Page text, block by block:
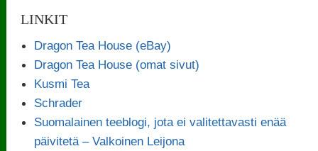
LINKIT
Dragon Tea House (eBay)
Dragon Tea House (omat sivut)
Kusmi Tea
Schrader
Suomalainen teeblogi, jota ei valitettavasti enää
päivitetä – Valkoinen Leijona